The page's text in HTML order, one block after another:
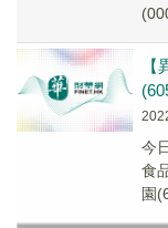
今
食
園